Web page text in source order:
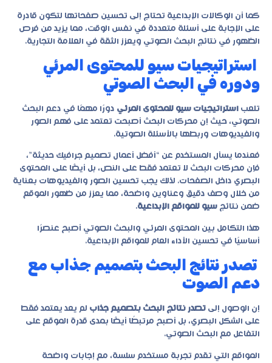
كما أن الوكالات الإبداعية تحتاج إلى تحسين صفحاتها لتكون قادرة
على الإجابة على أسئلة متعددة في نفس الوقت، مما يزيد من فرص
الظهور في نتائج البحث الصوتي ويعزز الثقة في العلامة التجارية.
استراتيجيات سيو للمحتوى المرئي
ودوره في البحث الصوتي
تلعب استراتيجيات سيو للمحتوى المرئي دورًا مهمًا في دعم البحث
الصوتي، حيث إن محركات البحث أصبحت تعتمد على فهم الصور
والفيديوهات وربطها بالأسئلة الصوتية.
فعندما يسأل المستخدم عن “أفضل أعمال تصميم جرافيك حديثة”،
فإن محركات البحث لا تعتمد فقط على النص، بل أيضًا على المحتوى
البصري داخل الصفحات. لذلك يجب تحسين الصور والفيديوهات بعناية
من خلال وصف دقيق وعناوين واضحة، مما يعزز من ظهور الموقع
ضمن نتائج سيو للمواقع الإبداعية.
هذا التكامل بين المحتوى المرئي والبحث الصوتي أصبح عنصرًا
أساسيًا في تحسين الأداء العام للمواقع الإبداعية.
تصدر نتائج البحث بتصميم جذاب مع
دعم الصوت
إن الوصول إلى تصدر نتائج البحث بتصميم جذاب لم يعد يعتمد فقط
على الشكل البصري، بل أصبح مرتبطًا أيضًا بمدى قدرة الموقع على
التفاعل مع البحث الصوتي.
المواقع التي تقدم تجربة مستخدم سلسة، مع إجابات واضحة